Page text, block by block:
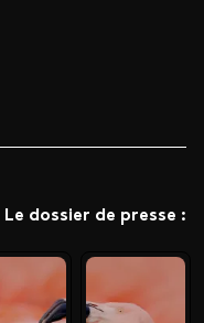
Le dossier de presse :